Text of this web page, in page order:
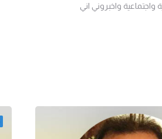
واخبروني اني